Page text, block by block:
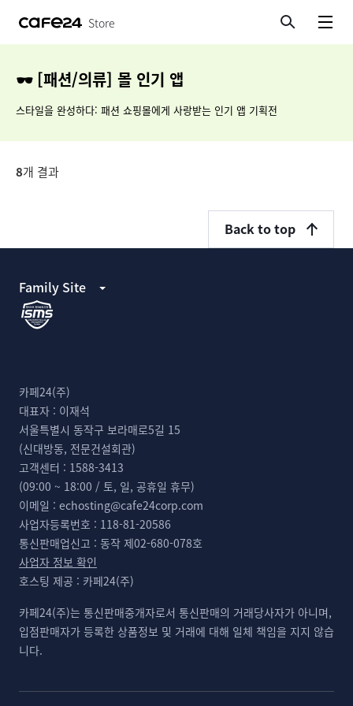
Store
🕶 [패션/의류] 몰 인기 앱
스타일을 완성하다: 패션 쇼핑몰에게 사랑받는 인기 앱 기획전
8개 결과
Family Site
Back to top
카페24(주)
대표자 : 이재석
서울특별시 동작구 보라매로5길 15
(신대방동, 전문건설회관)
고객센터 : 1588-3413
(09:00 ~ 18:00 / 토, 일, 공휴일 휴무)
이메일 : echosting@cafe24corp.com
사업자등록번호 : 118-81-20586
통신판매업신고 : 동작 제02-680-078호
사업자 정보 확인
호스팅 제공 : 카페24(주)
카페24(주)는 통신판매중개자로서 통신판매의 거래당사자가 아니며,
입점판매자가 등록한 상품정보 및 거래에 대해 일체 책임을 지지 않습
니다.